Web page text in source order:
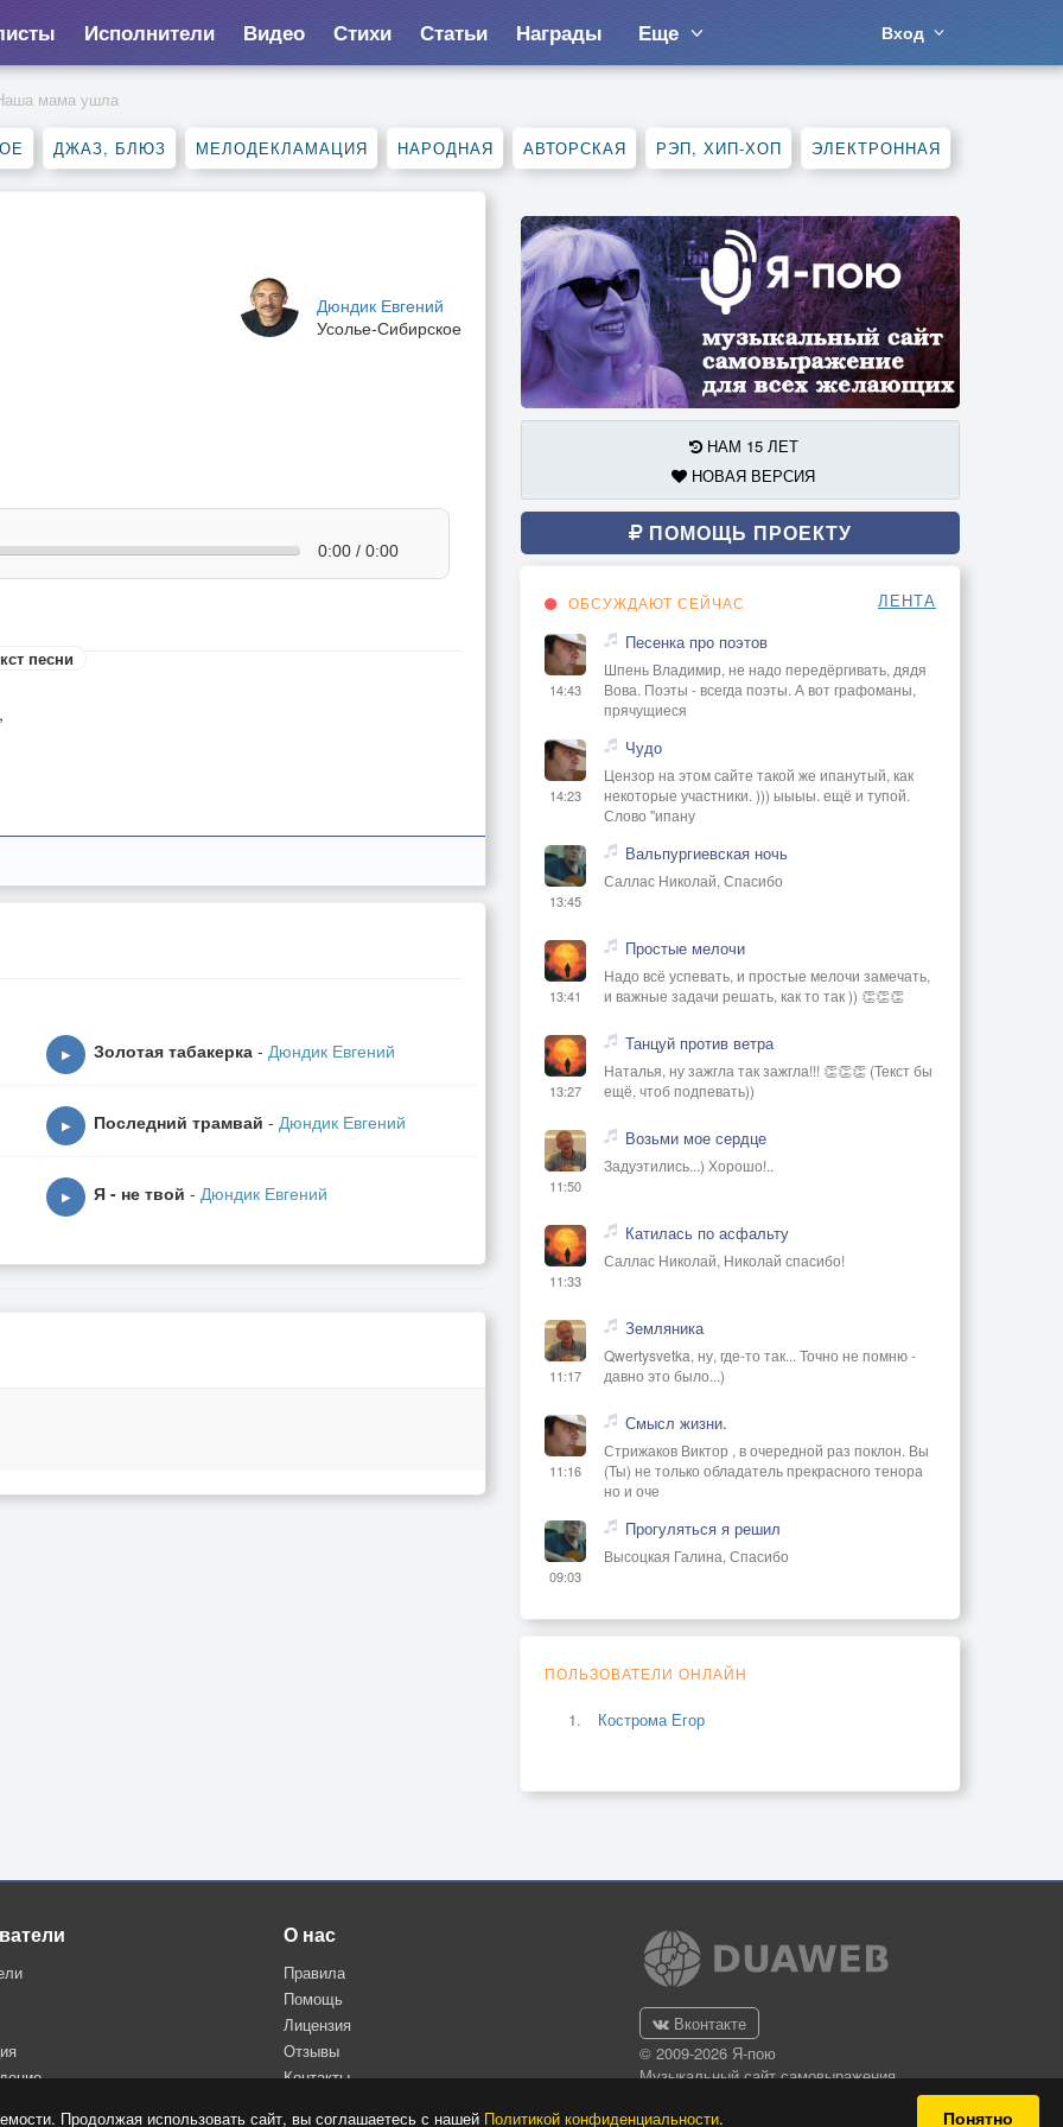
Продолжая использовать сайт, вы соглашаетесь с нашей Политикой конфиденциальности. Понятно
Исполнители Видео Стихи Статьи Награды Еще Вход
мама ушла
ДЖАЗ, БЛЮЗ МЕЛОДЕКЛАМАЦИЯ НАРОДНАЯ АВТОРСКАЯ РЭП, ХИП-ХОП ЭЛЕКТРОННАЯ
Дюндик Евгений
Усолье-Сибирское
0:00 / 0:00
песни
▶ Золотая табакерка - Дюндик Евгений
▶ Последний трамвай - Дюндик Евгений
▶ Я - не твой - Дюндик Евгений
НАМ 15 ЛЕТ
НОВАЯ ВЕРСИЯ
ПОМОЩЬ ПРОЕКТУ
ОБСУЖДАЮТ СЕЙЧАС ЛЕНТА
14:43
Песенка про поэтов
Шпень Владимир, не надо передёргивать, дядя
Вова. Поэты - всегда поэты. А вот графоманы,
прячущиеся
14:23
Чудо
Цензор на этом сайте такой же ипанутый, как
некоторые участники. ))) ыыыы. ещё и тупой.
Слово "ипану
13:45
Вальпургиевская ночь
Саллас Николай, Спасибо
13:41
Простые мелочи
Надо всё успевать, и простые мелочи замечать,
и важные задачи решать, как то так )) 👏👏👏
13:27
Танцуй против ветра
Наталья, ну зажгла так зажгла!!! 👏👏👏 (Текст бы
ещё, чтоб подпевать))
11:50
Возьми мое сердце
Задуэтились...) Хорошо!..
11:33
Катилась по асфальту
Саллас Николай, Николай спасибо!
11:17
Земляника
Qwertysvetka, ну, где-то так... Точно не помню -
давно это было...)
11:16
Смысл жизни.
Стрижаков Виктор , в очередной раз поклон. Вы
(Ты) не только обладатель прекрасного тенора
но и оче
09:03
Прогуляться я решил
Высоцкая Галина, Спасибо
ПОЛЬЗОВАТЕЛИ ОНЛАЙН
Кострома Егор
О нас
Правила
Помощь
Лицензия
Отзывы
Контакты
Вконтакте
© 2009-2026 Я-пою
Музыкальный сайт самовыражения